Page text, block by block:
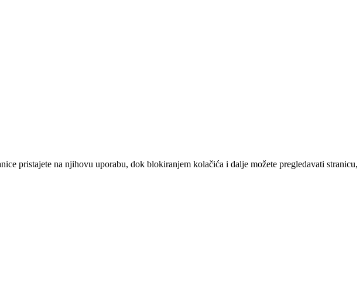
pristajete na njihovu uporabu, dok blokiranjem kolačića i dalje možete pregledavati stranicu,